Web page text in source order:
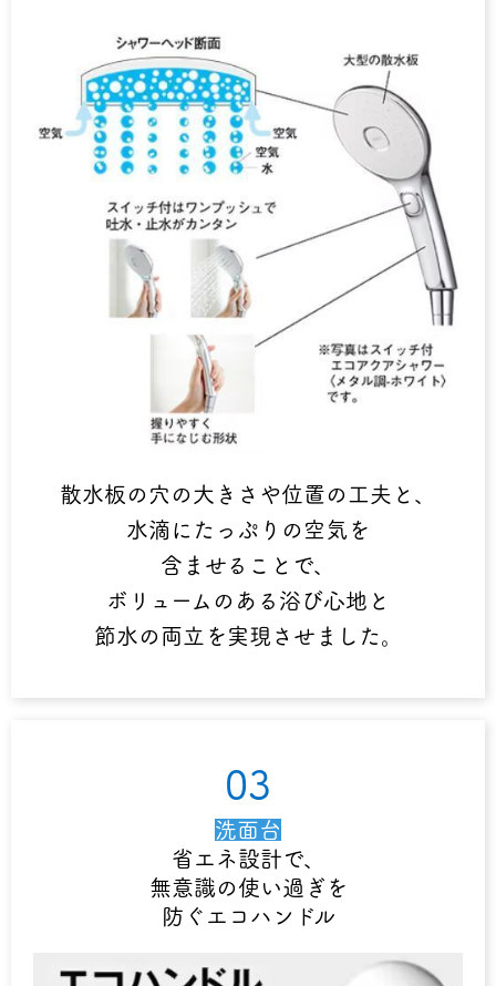
散水板の穴の大きさや位置の工夫と、
水滴にたっぷりの空気を
含ませることで、
ボリュームのある浴び心地と
節水の両立を実現させました。
03
洗面台
省エネ設計で、
無意識の使い過ぎを
防ぐエコハンドル